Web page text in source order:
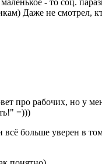
- то соц.
Даже не смотрел,
про рабочих, но у
=)))
больше уверен в